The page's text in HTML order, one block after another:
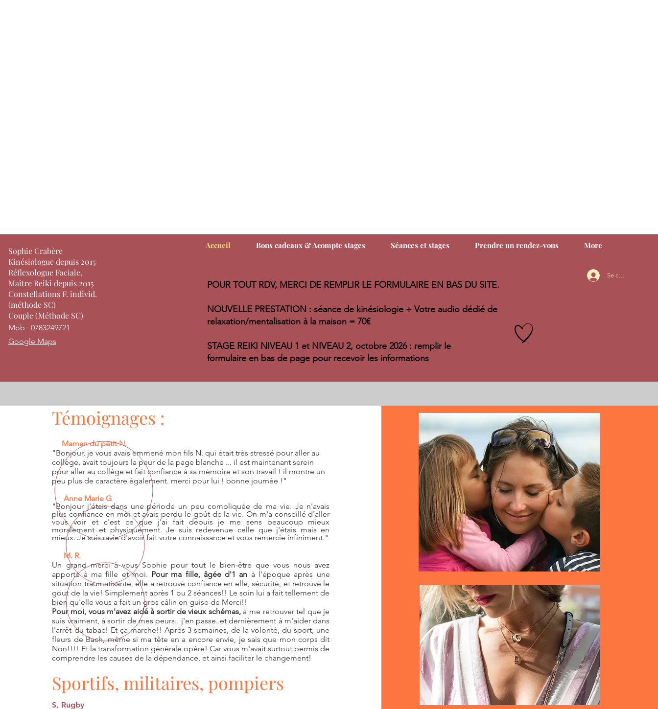
Sophie Crabère
Kinésiologue depuis 2015
Réflexologue Faciale,
Maître Reiki depuis 2015
Constellations F. individ.
(méthode SC)
Couple (Méthode SC)
Mob : 0783249721
Google Maps
Accueil Bons cadeaux & Acompte stages Séances et stages Prendre un rendez-vous More
POUR TOUT RDV, MERCI DE REMPLIR LE FORMULAIRE EN BAS DU SITE.
NOUVELLE PRESTATION : séance de kinésiologie + Votre audio dédié de
relaxation/mentalisation à la maison = 70€
STAGE REIKI NIVEAU 1 et NIVEAU 2, octobre 2026 : remplir le
formulaire en bas de page pour recevoir les informations
Se connecter
Témoignages :
Maman du petit N.
"Bonjour, je vous avais emmené mon fils N. qui était très stressé pour aller au
collège, avait toujours la peur de la page blanche ... il est maintenant serein
pour aller au collège et fait confiance à sa mémoire et son travail ! il montre un
peu plus de caractère également. merci pour lui ! bonne journée !"
Anne Marie G
"Bonjour j'étais dans une période un peu compliquée de ma vie. Je n'avais
plus confiance en moi et avais perdu le goût de la vie. On m'a conseillé d'aller
vous voir et c'est ce que j'ai fait depuis je me sens beaucoup mieux
moralement et physiquement. Je suis redevenue celle que j'étais mais en
mieux. Je suis ravie d'avoir fait votre connaissance et vous remercie infiniment."
M. R.
Un grand merci à vous Sophie pour tout le bien-être que vous nous avez
apporté à ma fille et moi. Pour ma fille, âgée d'1 an à l'époque après une
situation traumatisante, elle a retrouvé confiance en elle, sécurité, et retrouvé le
gout de la vie! Simplement après 1 ou 2 séances!! Le soin lui a fait tellement de
bien qu'elle vous a fait un gros câlin en guise de Merci!!
Pour moi, vous m'avez aidé à sortir de vieux schémas, à me retrouver tel que je
suis vraiment, à sortir de mes peurs.. j'en passe..et dernièrement à m'aider dans
l'arrêt du tabac! Et ça marche!! Après 3 semaines, de la volonté, du sport, une
fleurs de Bach, même si ma tête en a encore envie, je sais que mon corps dit
Non!!!! Et la transformation générale opère! Car vous m'avait surtout permis de
comprendre les causes de la dépendance, et ainsi faciliter le changement!
Sportifs, militaires, pompiers
S, Rugby